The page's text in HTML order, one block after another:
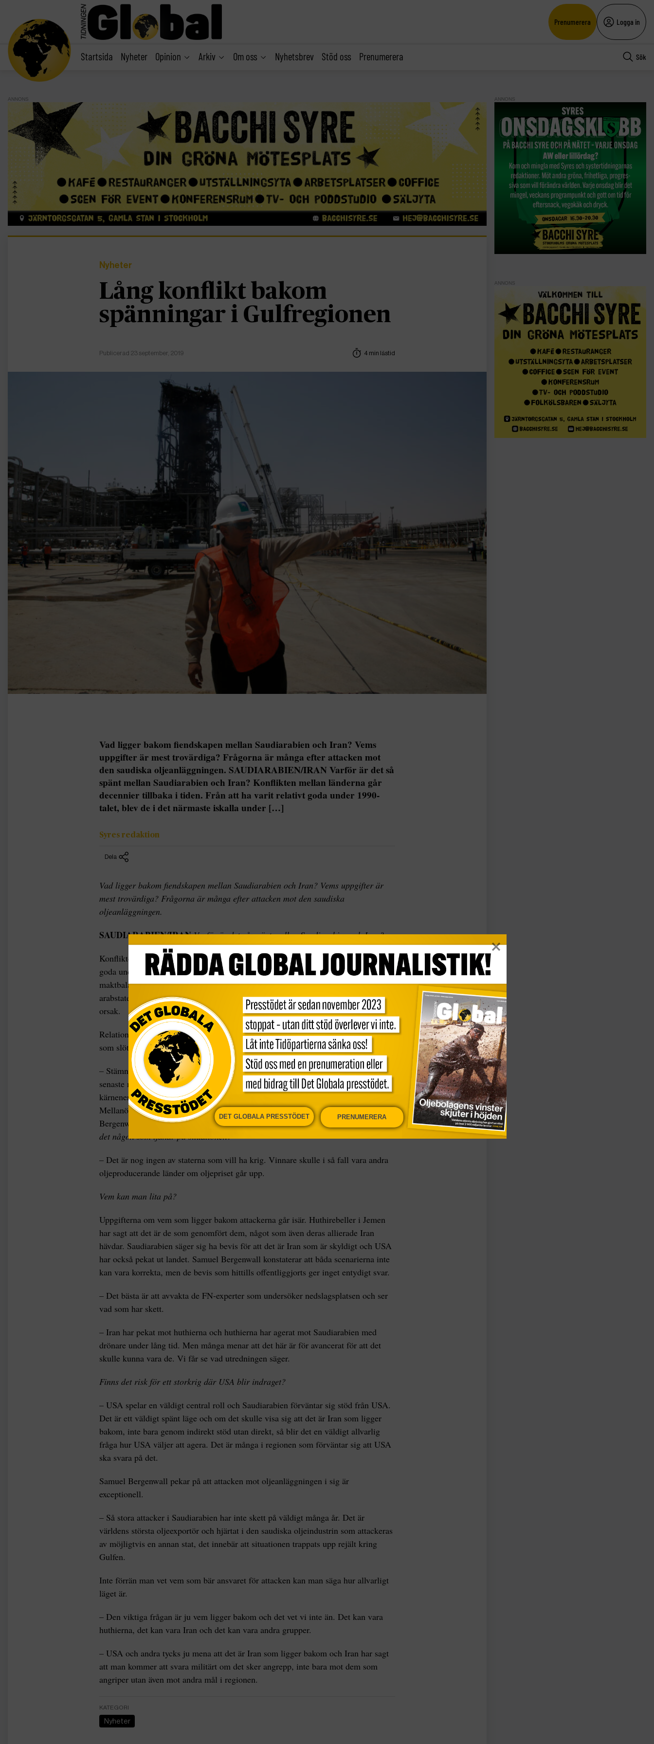
Prenumerera Logga in
Startsida Nyheter Opinion Arkiv Om oss Nyhetsbrev Stöd oss Prenumerera Sök
ANNONS
Nyheter
Lång konflikt bakom
spänningar i Gulfregionen
Publicerad 23 september, 2019 4 min lästid
Vad ligger bakom fiendskapen mellan Saudiarabien och Iran? Vems
uppgifter är mest trovärdiga? Frågorna är många efter attacken mot
den saudiska oljeanläggningen. SAUDIARABIEN/IRAN Varför är det så
spänt mellan Saudiarabien och Iran? Konflikten mellan länderna går
decennier tillbaka i tiden. Från att ha varit relativt goda under 1990-
talet, blev de i det närmaste iskalla under […]
Syres redaktion
Dela
Vad ligger bakom fiendskapen mellan Saudiarabien och Iran? Vems uppgifter är
mest trovärdiga? Frågorna är många efter attacken mot den saudiska
oljeanläggningen.
SAUDIARABIEN/IRANVarför är det så spänt mellan Saudiarabien och Iran?
Konflikten mellan länderna går decennier tillbaka i tiden. Från att ha varit relativt
goda under 1990-talet, blev de i det närmaste iskalla under 2000-talet då
maktbalansen skiftade i och med att det iranska inflytandet växte i Saudiallierade
arabstater. Konflikterna kring Irans kärnenergiprogram var en starkt bidragande
orsak.
Relationerna mellan USA och Iran tinades upp i samband med kärnenergiavtalet
som slöts 2015 i syfte att Iran inte ska utveckla kärnvapen.
– Stämningen i Gulfen har trappats upp den senaste tiden, och i synnerhet de
senaste månaderna, bland annat på grund av att USA dragit sig ur
kärnenergiavtalet. Det har gjort att Iran agerat mer kraftfullt mot olika aktörer i
Mellanöstern och det här är en del av den eskaleringen vi nu ser, säger Samuel
Bergenwall, säkerhetspolitisk analytiker på Totalförsvarets forskningsinstitut.Finns
det någon som tjänar på situationen?
– Det är nog ingen av staterna som vill ha krig. Vinnare skulle i så fall vara andra
oljeproducerande länder om oljepriset går upp.
Vem kan man lita på?
Uppgifterna om vem som ligger bakom attackerna går isär. Huthirebeller i Jemen
har sagt att det är de som genomfört dem, något som även deras allierade Iran
hävdar. Saudiarabien säger sig ha bevis för att det är Iran som är skyldigt och USA
har också pekat ut landet. Samuel Bergenwall konstaterar att båda scenarierna inte
kan vara korrekta, men de bevis som hittills offentliggjorts ger inget entydigt svar.
– Det bästa är att avvakta de FN-experter som undersöker nedslagsplatsen och ser
vad som har skett.
– Iran har pekat mot huthierna och huthierna har agerat mot Saudiarabien med
drönare under lång tid. Men många menar att det här är för avancerat för att det
skulle kunna vara de. Vi får se vad utredningen säger.
Finns det risk för ett storkrig där USA blir indraget?
– USA spelar en väldigt central roll och Saudiarabien förväntar sig stöd från USA.
Det är ett väldigt spänt läge och om det skulle visa sig att det är Iran som ligger
bakom, inte bara genom indirekt stöd utan direkt, så blir det en väldigt allvarlig
fråga hur USA väljer att agera. Det är många i regionen som förväntar sig att USA
ska svara på det.
Samuel Bergenwall pekar på att attacken mot oljeanläggningen i sig är
exceptionell.
– Så stora attacker i Saudiarabien har inte skett på väldigt många år. Det är
världens största oljeexportör och hjärtat i den saudiska oljeindustrin som attackeras
av möjligtvis en annan stat, det innebär att situationen trappats upp rejält kring
Gulfen.
Inte förrän man vet vem som bär ansvaret för attacken kan man säga hur allvarligt
läget är.
– Den viktiga frågan är ju vem ligger bakom och det vet vi inte än. Det kan vara
huthierna, det kan vara Iran och det kan vara andra grupper.
– USA och andra tycks ju mena att det är Iran som ligger bakom och Iran har sagt
att man kommer att svara militärt om det sker angrepp, inte bara mot dem som
angriper utan även mot andra mål i regionen.
KATEGORI
Nyheter
ANNONS
ANNONS
DET GLOBALA PRESSTÖDET PRENUMERERA